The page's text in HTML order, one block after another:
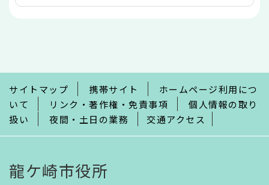
で
サイトマップ 携帯サイト
ホームページ利用につ
いて
リンク・著作権・免責事項
個人情報の取り
扱い
夜間・土日の業務 交通アクセス
龍ケ崎市役所